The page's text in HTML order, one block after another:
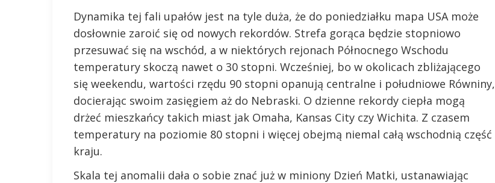
Dynamika tej fali upałów jest na tyle duża, że do poniedziałku mapa USA może
dosłownie zaroić się od nowych rekordów. Strefa gorąca będzie stopniowo
przesuwać się na wschód, a w niektórych rejonach Północnego Wschodu
temperatury skoczą nawet o 30 stopni. Wcześniej, bo w okolicach zbliżającego
się weekendu, wartości rzędu 90 stopni opanują centralne i południowe Równiny,
docierając swoim zasięgiem aż do Nebraski. O dzienne rekordy ciepła mogą
drżeć mieszkańcy takich miast jak Omaha, Kansas City czy Wichita. Z czasem
temperatury na poziomie 80 stopni i więcej obejmą niemal całą wschodnią część
kraju.
Skala tej anomalii dała o sobie znać już w miniony Dzień Matki, ustanawiając